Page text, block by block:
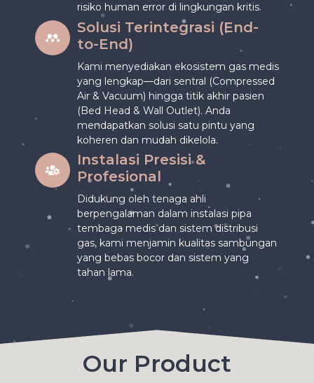
risiko human error di lingkungan kritis.
Solusi Terintegrasi (End-
to-End)
Kami menyediakan ekosistem gas medis
yang lengkap—dari sentral (Compressed
Air & Vacuum) hingga titik akhir pasien
(Bed Head & Wall Outlet). Anda
mendapatkan solusi satu pintu yang
koheren dan mudah dikelola.
Instalasi Presisi &
Profesional
Didukung oleh tenaga ahli
berpengalaman dalam instalasi pipa
tembaga medis dan sistem distribusi
gas, kami menjamin kualitas sambungan
yang bebas bocor dan sistem yang
tahan lama.
Our Product